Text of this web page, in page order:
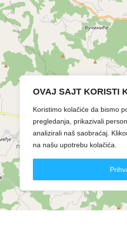
OVAJ SAJT KORISTI
Koristimo kolačiće da bismo
pregledanja, prikazivali
analizirali naš saobraćaj.
na našu upotrebu kolačića.